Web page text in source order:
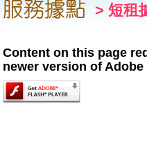
> 短租
Content on this page
newer version of Adobe